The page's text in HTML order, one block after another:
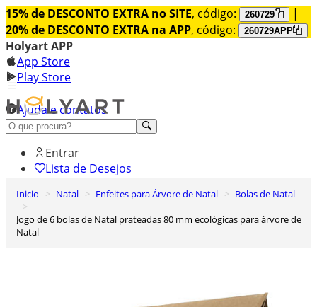
15% de DESCONTO EXTRA no SITE, código: 260729
|
20% de DESCONTO EXTRA na APP, código: 260729APP
Holyart APP
App Store
Play Store
Ajuda e contatos
Conheça premium
Entrar
Lista de Desejos
Inicio Natal Enfeites para Árvore de Natal
Bolas de Natal
Jogo de 6 bolas de Natal prateadas 80 mm ecológicas para árvore de
Natal